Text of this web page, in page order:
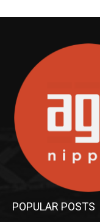
POPULAR POSTS